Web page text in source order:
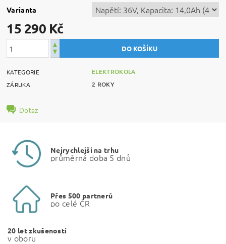
Varianta
15 290 Kč
KATEGORIE ELEKTROKOLA
ZÁRUKA 2 ROKY
Dotaz
Nejrychlejší na trhu
průměrná doba 5 dnů
Přes 500 partnerů
po celé ČR
20 let zkušeností
v oboru